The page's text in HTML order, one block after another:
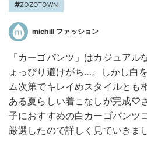
ZOZOTOWN
michill ファッション
「カーゴパンツ」はカジュアル
ょっぴり避けがち…。しかし白
ム次第でキレイめスタイルとも
ある夏らしい着こなしが完成♡
子におすすめの白カーゴパンツ
厳選したので詳しく見ていきま